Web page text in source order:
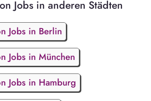
Jobs in anderen Städten
Jobs in Berlin
Jobs in München
Jobs in Hamburg